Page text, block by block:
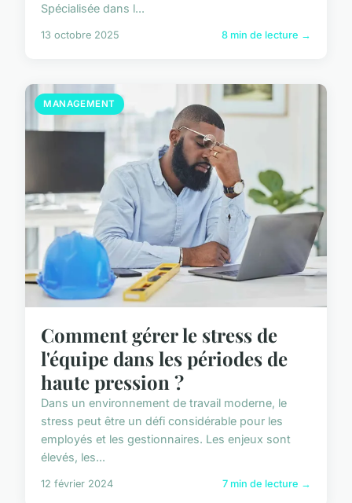
Spécialisée dans l...
13 octobre 2025 8 min de lecture →
MANAGEMENT
Comment gérer le stress de
l'équipe dans les périodes de
haute pression ?
Dans un environnement de travail moderne, le
stress peut être un défi considérable pour les
employés et les gestionnaires. Les enjeux sont
élevés, les...
12 février 2024 7 min de lecture →